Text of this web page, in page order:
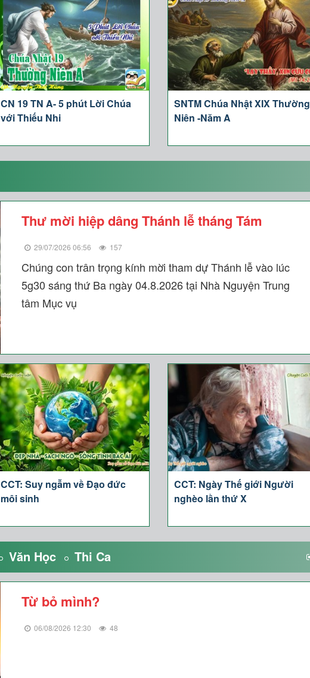
CN 19 TN A- 5 phút Lời Chúa
với Thiếu Nhi
SNTM Chúa Nhật XIX Thường
Niên -Năm A
Thư mời hiệp dâng Thánh lễ tháng Tám
29/07/2026 06:56 157
Chúng con trân trọng kính mời tham dự Thánh lễ vào lúc
5g30 sáng thứ Ba ngày 04.8.2026 tại Nhà Nguyện Trung
tâm Mục vụ
CCT: Suy ngẫm về Đạo đức
môi sinh
CCT: Ngày Thế giới Người
nghèo lần thứ X
Văn Học Thi Ca
Từ bỏ mình?
06/08/2026 12:30 48